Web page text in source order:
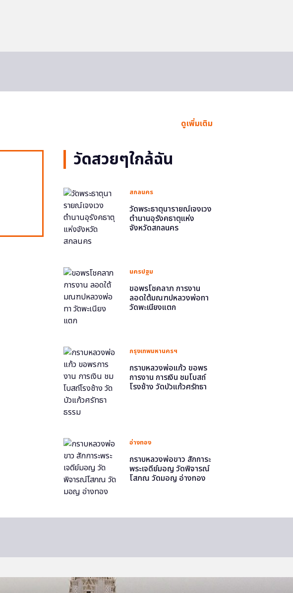
ดูเพิ่มเติม
วัดสวยๆใกล้ฉัน
สกลนคร
วัดพระธาตุนารายณ์เจงเวง
ตำนานอุรังคธาตุแห่ง
จังหวัดสกลนคร
นครปฐม
ขอพรโชคลาภ การงาน
ลอดใต้มณฑปหลวงพ่อทา
วัดพะเนียงแตก
กรุงเทพมหานครฯ
กราบหลวงพ่อแก้ว ขอพร
การงาน การเงิน ชมโบสถ์
โรงช้าง วัดบัวแก้วศรัทธา
อ่างทอง
กราบหลวงพ่อขาว สักการะ
พระเจดีย์มอญ วัดพิจารณ์
โสภณ วัดมอญ อ่างทอง